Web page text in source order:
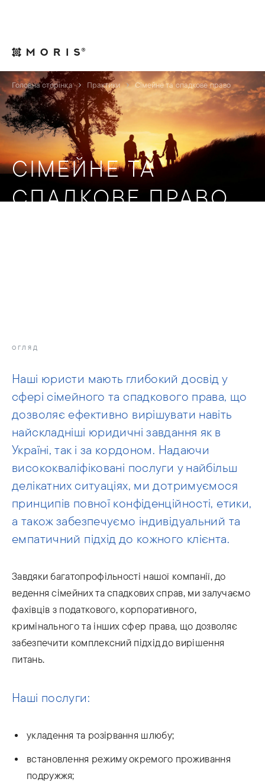
Головна сторінка Практики Сімейне та спадкове право
СІМЕЙНЕ ТА
СПАДКОВЕ ПРАВО
ОГЛЯД
Наші юристи мають глибокий досвід у
сфері сімейного та спадкового права, що
дозволяє ефективно вирішувати навіть
найскладніші юридичні завдання як в
Україні, так і за кордоном. Надаючи
висококваліфіковані послуги у найбільш
делікатних ситуаціях, ми дотримуємося
принципів повної конфіденційності, етики,
а також забезпечуємо індивідуальний та
емпатичний підхід до кожного клієнта.
Завдяки багатопрофільності нашої компанії, до
ведення сімейних та спадкових справ, ми залучаємо
фахівців з податкового, корпоративного,
кримінального та інших сфер права, що дозволяє
забезпечити комплексний підхід до вирішення
питань.
Наші послуги:
укладення та розірвання шлюбу;
встановлення режиму окремого проживання
подружжя;